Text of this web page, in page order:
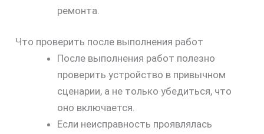
ремонта.
Что проверить после выполнения работ
После выполнения работ полезно
проверить устройство в привычном
сценарии, а не только убедиться, что
оно включается.
Если неисправность проявлялась